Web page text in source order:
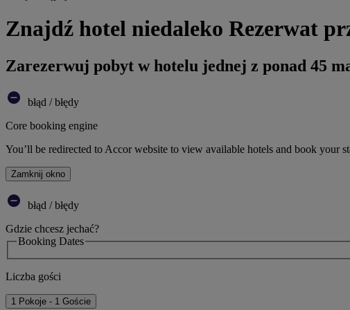
Znajdź hotel niedaleko Rezerwat
Zarezerwuj pobyt w hotelu jednej z ponad 45
błąd / błędy
Core booking engine
You’ll be redirected to Accor website to view available hotels and book your
Zamknij okno
błąd / błędy
Gdzie chcesz jechać?
Booking Dates
Liczba gości
1 Pokoje - 1 Goście